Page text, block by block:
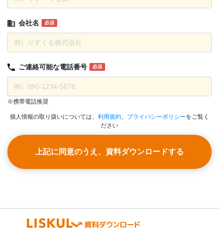
会社名 必須
ご連絡可能な電話番号 必須
※携帯電話推奨
個人情報の取り扱いについては、 利用規約、 プライバシーポリシーをご覧く
ださい
上記に同意のうえ、資料ダウンロードする